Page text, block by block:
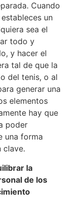
Cuando
un
sea el
todo y
y hacer el
tal de que la
del tenis, o al
generar una
elementos
hay que
poder
una forma
clave.
la
de los